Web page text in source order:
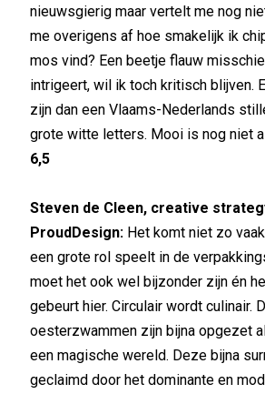
nieuwsgierig maar vertelt me nog
me overigens af hoe smakelijk ik
mos vind? Een beetje flauw
intrigeert, wil ik toch kritisch blijven.
zijn dan een Vlaams-Nederlands
grote witte letters. Mooi is nog niet
6,5
Steven de Cleen, creative
ProudDesign: Het komt niet zo
een grote rol speelt in de
moet het ook wel bijzonder zijn én
gebeurt hier. Circulair wordt culinair.
oesterzwammen zijn bijna opgezet
een magische wereld. Deze bijna
geclaimd door het dominante en